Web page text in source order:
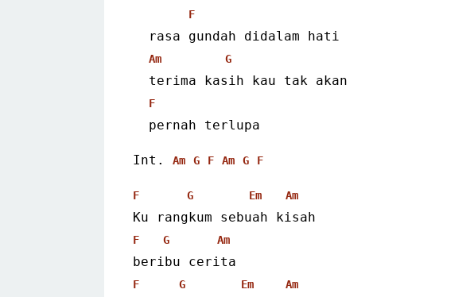
F
rasa gundah didalam hati
Am G
terima kasih kau tak akan
F
pernah terlupa
Int. Am G F Am G F
F G Em Am
Ku rangkum sebuah kisah
F G Am
beribu cerita
F G Em Am